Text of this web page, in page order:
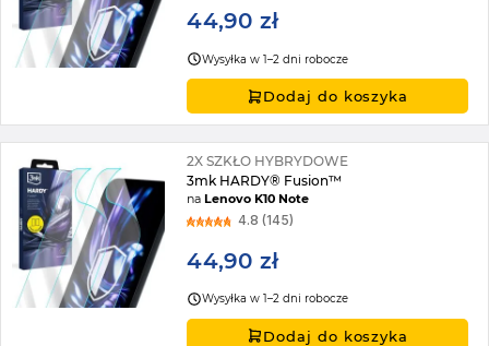
44,90 zł
Wysyłka w 1–2 dni robocze
Dodaj do koszyka
2X SZKŁO HYBRYDOWE
3mk HARDY® Fusion™
naLenovo K10 Note
4.8 (145)
44,90 zł
Wysyłka w 1–2 dni robocze
Dodaj do koszyka